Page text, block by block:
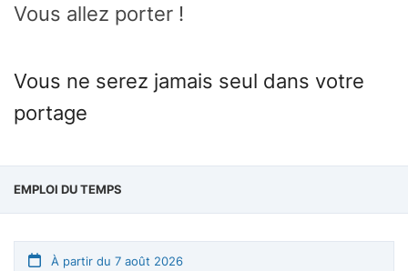
Vous allez porter !
Vous ne serez jamais seul dans votre
portage
EMPLOI DU TEMPS
À partir du 7 août 2026